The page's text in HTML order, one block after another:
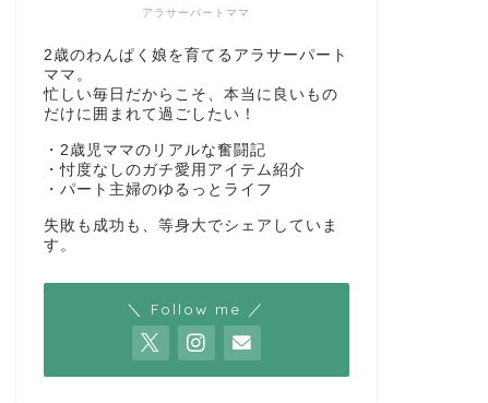
アラサーパートママ
2歳のわんぱく娘を育てるアラサーパート
ママ。
忙しい毎日だからこそ、本当に良いもの
だけに囲まれて過ごしたい！
・2歳児ママのリアルな奮闘記
・忖度なしのガチ愛用アイテム紹介
・パート主婦のゆるっとライフ
失敗も成功も、等身大でシェアしていま
す。
＼ Follow me ／